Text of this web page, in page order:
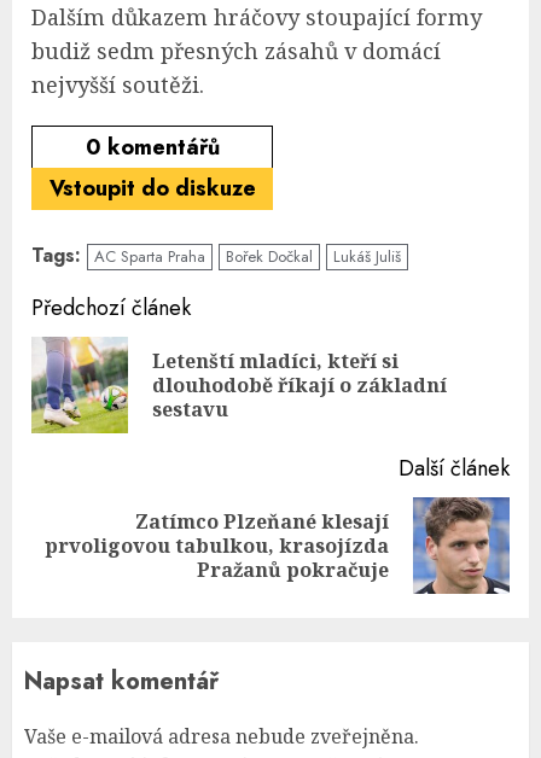
Dalším důkazem hráčovy stoupající formy
budiž sedm přesných zásahů v domácí
nejvyšší soutěži.
0 komentářů
Vstoupit do diskuze
Tags: AC Sparta Praha Bořek Dočkal Lukáš Juliš
Continue
Reading
Předchozí článek
Letenští mladíci, kteří si
dlouhodobě říkají o základní
sestavu
Další článek
Next
Zatímco Plzeňané klesají
prvoligovou tabulkou, krasojízda
Pražanů pokračuje
Napsat komentář
Vaše e-mailová adresa nebude zveřejněna.